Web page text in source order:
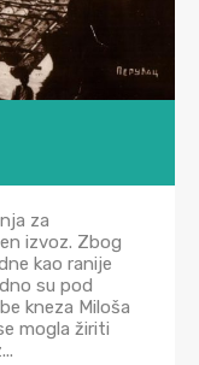
za
izvoz. Zbog
kao ranije
su pod
kneza Miloša
mogla žiriti